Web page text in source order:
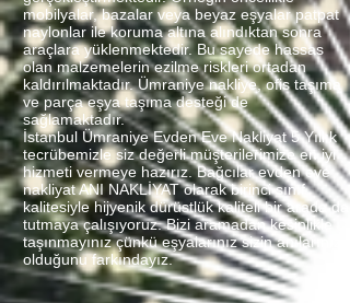
mobilyalar, bazalar veya beyaz eşyalar patpat
naylonlar ile koruma altına alındıktan sonra
araçlara yüklenmektedir. Bu sayede hassas
olan malzemelerin ezilme riskleri ortadan
kaldırılmaktadır. Ümraniye nakliye, ofis taşıma
ve parça eşya taşıma desteği de
sağlamaktadır.
İstanbul Ümraniye Evden Eve Nakliyat 5 Yıllık
tecrübemizle siz değerli müşterilerimize en iyi
hizmeti vermeye hazırız. Bağcılar evden eve
nakliyat ANI NAKLİYAT olarak birinci sınıf
kalitesiyle hijyenik dürüstlük kaliteli bir arada da
tutmaya çalışıyoruz. Bizi aramadan kesinlikle
taşınmayınız çünkü eşyalarınız sizin anılarınız
olduğunu farkındayız.